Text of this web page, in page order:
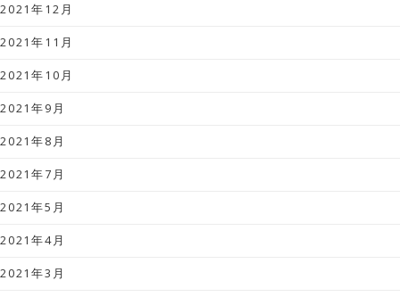
2021年12月
2021年11月
2021年10月
2021年9月
2021年8月
2021年7月
2021年5月
2021年4月
2021年3月